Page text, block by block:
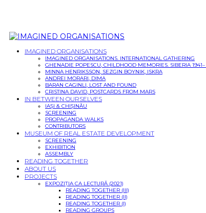
IMAGINED ORGANISATIONS
IMAGINED ORGANISATIONS. INTERNATIONAL GATHERING
GHENADIE POPESCU, CHILDHOOD MEMORIES. SIBERIA 1941–
MINNA HENRIKSSON, SEZGIN BOYNIK, ISKRA
ANDREI MORARI, DIMA
BARAN CAGINLI, LOST AND FOUND
CRISTINA DAVID, POSTCARDS FROM MARS
IN BETWEEN OURSELVES
IAȘI & CHIȘINĂU
SCREENING
PROPAGANDA WALKS
CONTRIBUTORS
MUSEUM OF REAL ESTATE DEVELOPMENT
SCREENING
EXHIBITION
ASSEMBLY
READING TOGETHER
ABOUT US
PROJECTS
EXPOZIȚIA CA LECTURĂ (2021)
READING TOGETHER (III)
READING TOGETHER (II)
READING TOGETHER (I)
READING GROUPS